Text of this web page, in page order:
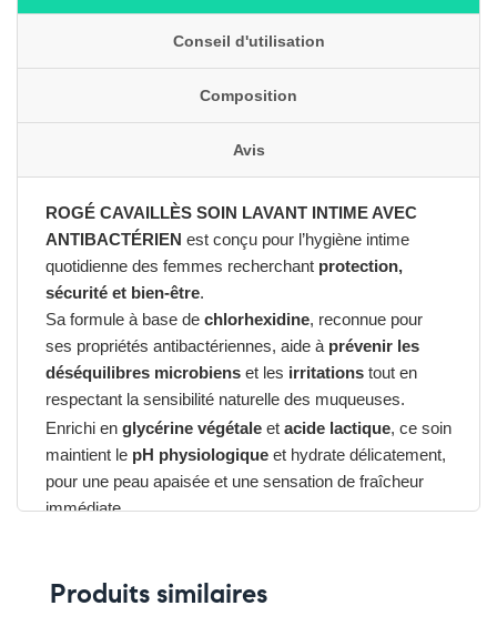
Conseil d'utilisation
Composition
Avis
ROGÉ CAVAILLÈS SOIN LAVANT INTIME AVEC
ANTIBACTÉRIEN est conçu pour l’hygiène intime
quotidienne des femmes recherchant protection,
sécurité et bien-être.
Sa formule à base de chlorhexidine, reconnue pour
ses propriétés antibactériennes, aide à prévenir les
déséquilibres microbiens et les irritations tout en
respectant la sensibilité naturelle des muqueuses.
Enrichi en glycérine végétale et acide lactique, ce soin
maintient le pH physiologique et hydrate délicatement,
pour une peau apaisée et une sensation de fraîcheur
immédiate.
durable.
Produits similaires